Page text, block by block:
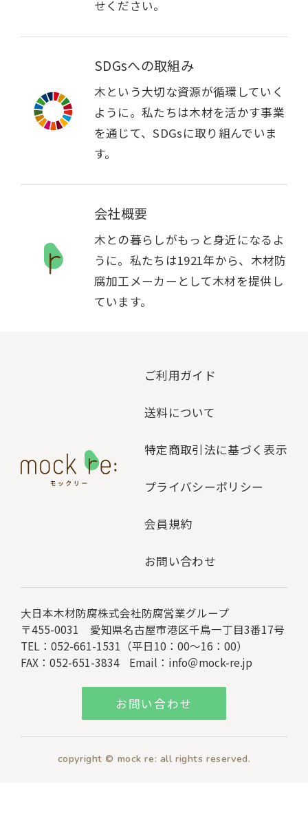
せください。
SDGsへの取組み
木という大切な資源が循環していく
ように。私たちは木材を活かす事業
を通じて、SDGsに取り組んでいま
す。
会社概要
木との暮らしがもっと身近になるよ
うに。私たちは1921年から、木材防
腐加工メーカーとして木材を提供し
ています。
ご利用ガイド
送料について
特定商取引法に基づく表示
プライバシーポリシー
会員規約
お問い合わせ
大日本木材防腐株式会社防腐営業グループ
〒455-0031 愛知県名古屋市港区千鳥一丁目3番17号
TEL：052-661-1531（平日10：00～16：00）
FAX：052-651-3834
Email： info＠mock-re.jp
お問い合わせ
copyright © mock re: all rights reserved.